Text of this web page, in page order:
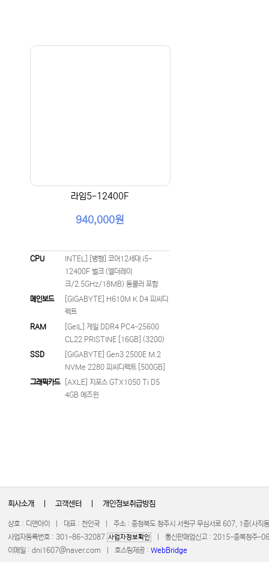
라임5-12400F
940,000원
CPU
INTEL] [병행] 코어12세대 i5-
12400F 벌크 (엘더레이
크/2.5GHz/18MB) 동쿨러 포함
메인보드
[GIGABYTE] H610M K D4 피씨디
렉트
RAM
[GeIL] 게일 DDR4 PC4-25600
CL22 PRISTINE [16GB] (3200)
SSD
[GIGABYTE] Gen3 2500E M.2
NVMe 2280 피씨디렉트 [500GB]
그래픽카드
[AXLE] 지포스 GTX1050 Ti D5
4GB 에즈윈
회사소개 고객센터 개인정보취급방침
상호 : 디앤아이 | 대표 : 천인국 | 주소 : 충청북도 청주시 서원구 무심서로 607, 1층(사직
사업자등록번호 : 301-86-32087 사업자정보확인
| 통신판매업신고 : 2015-충북청
이메일 : dni1607@naver.com | 호스팅제공 : WebBridge